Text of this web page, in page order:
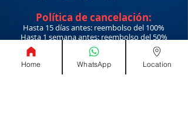
Política de cancelación:
Hasta 15 días antes: reembolso del 100%
Hasta 1 semana antes: reembolso del 50%
7 a 1 día antes: reembolso del 0%
http://www.costarica-scuba.com/
Home WhatsApp Location